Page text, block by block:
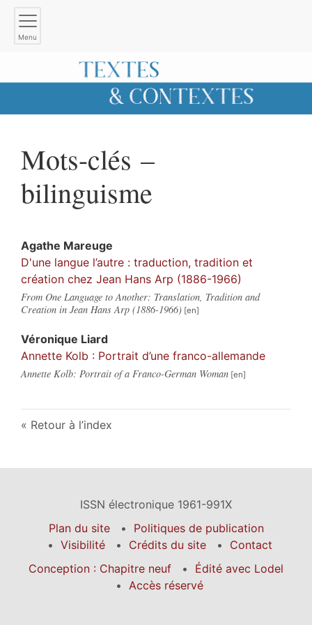
Menu
Mots-clés –
bilinguisme
Agathe Mareuge
D'une langue l’autre : traduction, tradition et
création chez Jean Hans Arp (1886-1966)
From One Language to Another: Translation, Tradition and
Creation in Jean Hans Arp (1886-1966)
Véronique Liard
Annette Kolb : Portrait d’une franco-allemande
Annette Kolb: Portrait of a Franco-German Woman
Retour à l’index
ISSN électronique 1961-991X
Plan du site
Politiques de publication
Visibilité
Crédits du site
Contact
Conception : Chapitre neuf
Édité avec Lodel
Accès réservé